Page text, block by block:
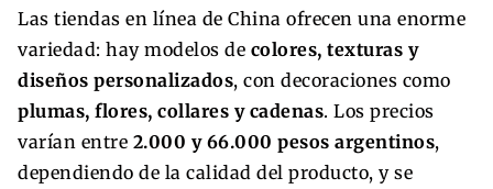
Las tiendas en línea de China ofrecen una enorme
variedad: hay modelos de colores, texturas y
diseños personalizados, con decoraciones como
plumas, flores, collares y cadenas. Los precios
varían entre 2.000 y 66.000 pesos argentinos,
dependiendo de la calidad del producto, y se